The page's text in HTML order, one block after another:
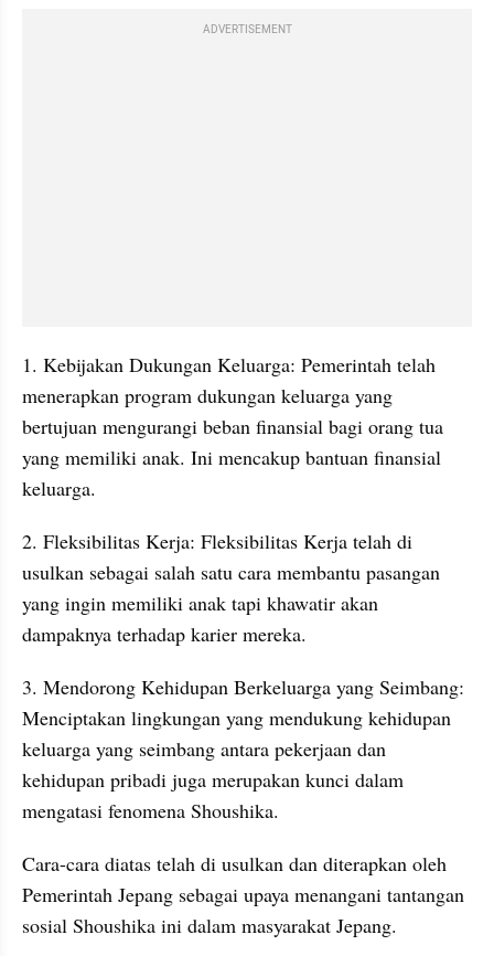
ADVERTISEMENT
1. Kebijakan Dukungan Keluarga: Pemerintah telah
menerapkan program dukungan keluarga yang
bertujuan mengurangi beban finansial bagi orang tua
yang memiliki anak. Ini mencakup bantuan finansial
keluarga.
2. Fleksibilitas Kerja: Fleksibilitas Kerja telah di
usulkan sebagai salah satu cara membantu pasangan
yang ingin memiliki anak tapi khawatir akan
dampaknya terhadap karier mereka.
3. Mendorong Kehidupan Berkeluarga yang Seimbang:
Menciptakan lingkungan yang mendukung kehidupan
keluarga yang seimbang antara pekerjaan dan
kehidupan pribadi juga merupakan kunci dalam
mengatasi fenomena Shoushika.
Cara-cara diatas telah di usulkan dan diterapkan oleh
Pemerintah Jepang sebagai upaya menangani tantangan
sosial Shoushika ini dalam masyarakat Jepang.